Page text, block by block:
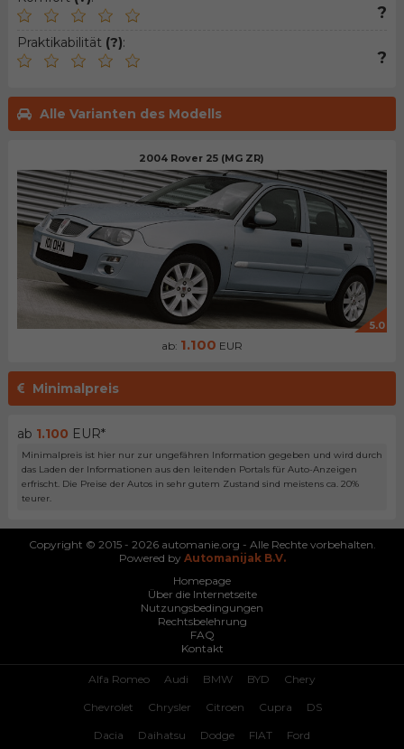
?
Praktikabilität (?):
?
Alle Varianten des Modells
2004 Rover 25 (MG ZR)
5.0
ab: 1.100 EUR
Minimalpreis
ab 1.100 EUR*
Minimalpreis ist hier nur zur ungefähren Information gegeben und wird durch
das Laden der Informationen aus den leitenden Portals für Auto-Anzeigen
erfrischt. Die Preise der Autos in sehr gutem Zustand sind meistens ca. 20%
teurer.
Copyright © 2015 - 2026 automanie.org - Alle Rechte vorbehalten.
Powered by Automanijak B.V.
Homepage
Über die Internetseite
Nutzungsbedingungen
Rechtsbelehrung
FAQ
Kontakt
Alfa Romeo Audi BMW BYD Chery
Chevrolet Chrysler Citroen Cupra DS
Dacia Daihatsu Dodge FIAT Ford